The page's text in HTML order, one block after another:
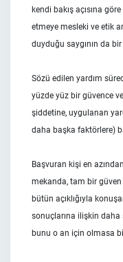
kendi bakış açısına
etmeye mesleki ve etik
duyduğu saygının da
Sözü edilen yardım
yüzde yüz bir güvence
şiddetine, uygulanan
daha başka faktörlere)
Başvuran kişi en
mekanda, tam bir
bütün açıklığıyla
sonuçlarına ilişkin daha
bunu o an için olmasa